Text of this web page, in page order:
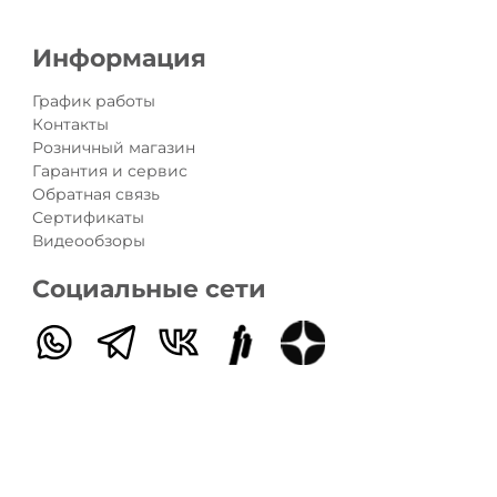
Информация
График работы
Контакты
Розничный магазин
Гарантия и сервис
Обратная связь
Сертификаты
Видеообзоры
Социальные сети